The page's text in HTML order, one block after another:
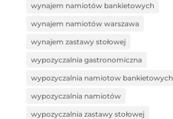
wynajem namiotów bankietowych
wynajem namiotów warszawa
wynajem zastawy stołowej
wypozyczalnia gastronomiczna
wypozyczalnia namiotow bankietowych
wypozyczalnia namiotów
wypozyczalnia zastawy stołowej